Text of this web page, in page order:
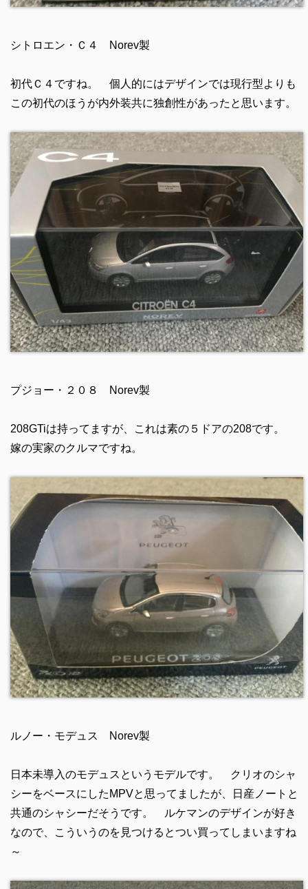
シトロエン・Ｃ４ Norev製
初代Ｃ４ですね。 個人的にはデザインでは現行型よりも
この初代のほうが内外装共に独創性があったと思います。
プジョー・２０８ Norev製
208GTiは持ってますが、これは素の５ドアの208です。
嫁の実家のクルマですね。
ルノー・モデュス Norev製
日本未導入のモデュスというモデルです。 クリオのシャ
シーをベースにしたMPVと思ってましたが、日産ノートと
共通のシャシーだそうです。 ルケマンのデザインが好き
なので、こういうのを見つけるとつい買ってしまいますね
～